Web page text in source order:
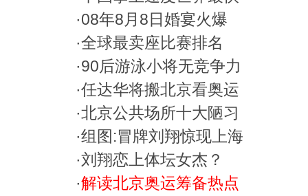
·08年8月8日婚宴火爆
·全球最卖座比赛排名
·90后游泳小将无竞争力
·任达华将搬北京看奥运
·北京公共场所十大陋习
·组图:冒牌刘翔惊现上海
·刘翔恋上体坛女杰？
·解读北京奥运筹备热点